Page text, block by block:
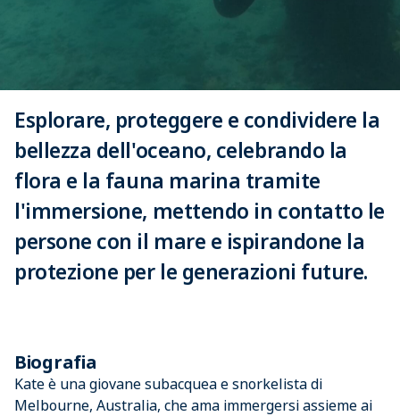
Esplorare, proteggere e condividere la
bellezza dell'oceano, celebrando la
flora e la fauna marina tramite
l'immersione, mettendo in contatto le
persone con il mare e ispirandone la
protezione per le generazioni future.
Biografia
Kate è una giovane subacquea e snorkelista di
Melbourne, Australia, che ama immergersi assieme ai